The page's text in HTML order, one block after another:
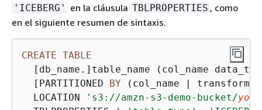
'ICEBERG' en la cláusula TBLPROPERTIES , como
en el siguiente resumen de sintaxis.
CREATE TABLE
[db_name.]table_name (col_name
  [PARTITIONED
BY (col_name |
  LOCATION
's3://amzn-s3-demo-bucket/